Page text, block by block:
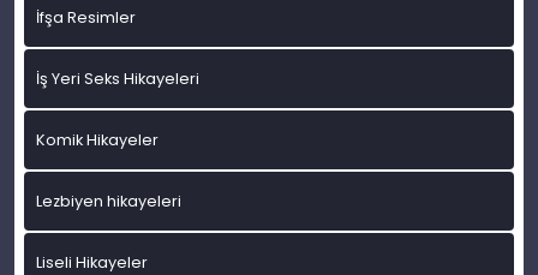
İfşa Resimler
İş Yeri Seks Hikayeleri
Komik Hikayeler
Lezbiyen hikayeleri
Liseli Hikayeler